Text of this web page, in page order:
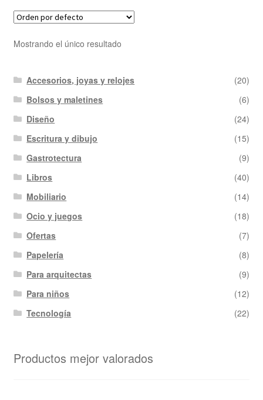
Mostrando el único resultado
Accesorios, joyas y relojes
(20)
Bolsos y maletines
(6)
Diseño
(24)
Escritura y dibujo
(15)
Gastrotectura
(9)
Libros
(40)
Mobiliario
(14)
Ocio y juegos
(18)
Ofertas
(7)
Papelería
(8)
Para arquitectas
(9)
Para niños
(12)
Tecnología
(22)
Productos mejor valorados